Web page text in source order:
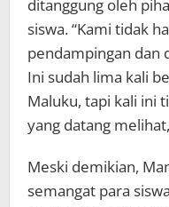
ditanggung oleh
siswa. “Kami tidak
pendampingan dan
Ini sudah lima kali
Maluku, tapi kali ini
yang datang
Meski demikian,
semangat para